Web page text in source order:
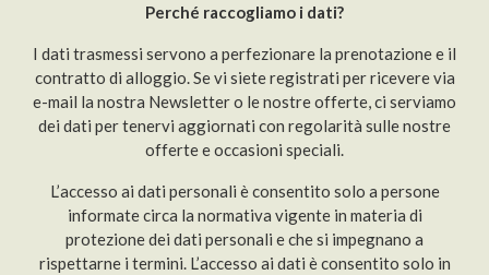
Perché raccogliamo i dati?
I dati trasmessi servono a perfezionare la prenotazione e il
contratto di alloggio. Se vi siete registrati per ricevere via
e-mail la nostra Newsletter o le nostre offerte, ci serviamo
dei dati per tenervi aggiornati con regolarità sulle nostre
offerte e occasioni speciali.
L’accesso ai dati personali è consentito solo a persone
informate circa la normativa vigente in materia di
protezione dei dati personali e che si impegnano a
rispettarne i termini. L’accesso ai dati è consentito solo in